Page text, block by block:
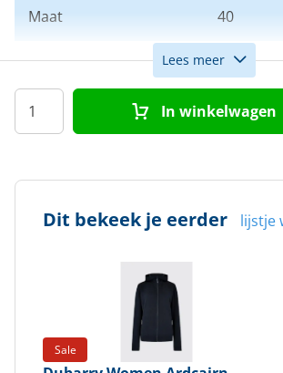
Maat 40
Kleur Blauw
Doelgroep Dames
Lees meer
In winkelwagen
Dit bekeek je eerder lijstje
Sale